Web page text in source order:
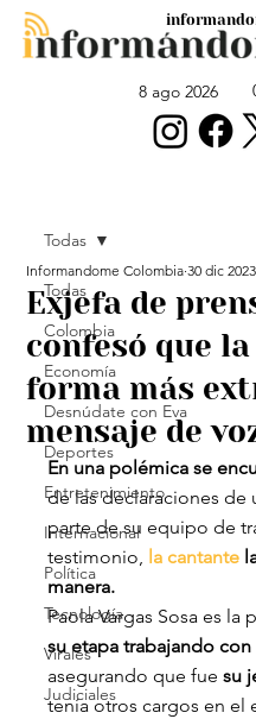
8 ago 2026
Todas
Colombia
Economía
Desnúdate con Eva
Deportes
Entretenimiento
Internacional
Política
Tecnología
Virales
Judiciales
Todas
Exjefa de
confesó que
forma más
mensaje de
Informandome Colombia 30 dic 2023
En una polémica se
de las declaraciones de
parte de su equipo de
testimonio, la cantante
manera.
Paola Vargas Sosa es
su etapa trabajando
asegurando que fue su
tenía otros cargos en el